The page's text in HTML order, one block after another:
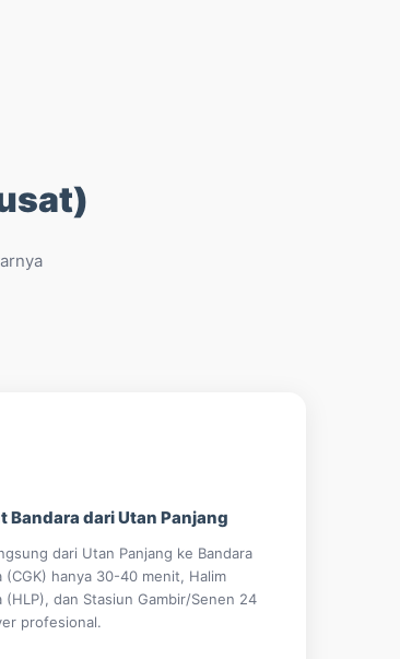
Bandara dari Utan Panjang
dari Utan Panjang ke Bandara
(CGK) hanya 30-40 menit, Halim
(HLP), dan Stasiun Gambir/Senen 24
profesional.